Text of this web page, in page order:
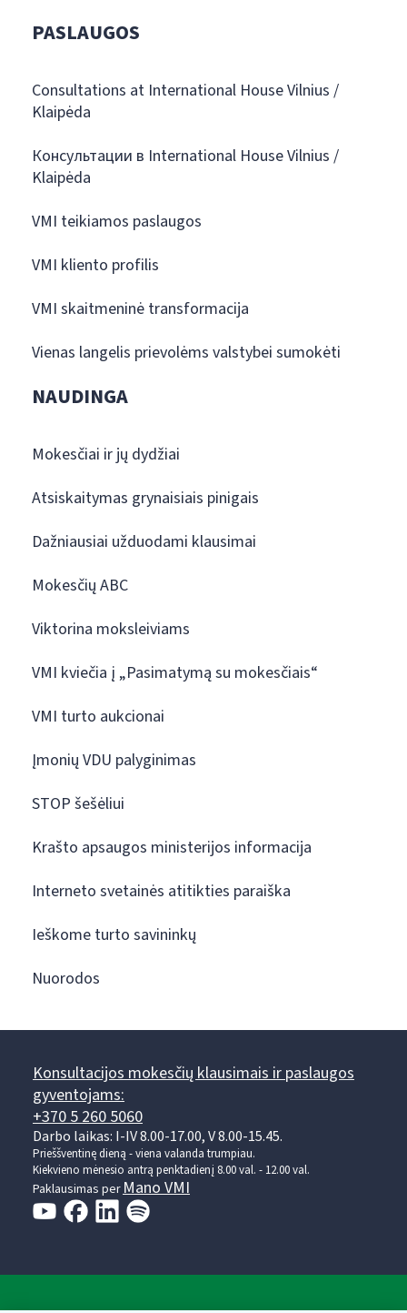
PASLAUGOS
Consultations at International House Vilnius /
Klaipėda
Консультации в International House Vilnius /
Klaipėda
VMI teikiamos paslaugos
VMI kliento profilis
VMI skaitmeninė transformacija
Vienas langelis prievolėms valstybei sumokėti
NAUDINGA
Mokesčiai ir jų dydžiai
Atsiskaitymas grynaisiais pinigais
Dažniausiai užduodami klausimai
Mokesčių ABC
Viktorina moksleiviams
VMI kviečia į „Pasimatymą su mokesčiais“
VMI turto aukcionai
Įmonių VDU palyginimas
STOP šešėliui
Krašto apsaugos ministerijos informacija
Interneto svetainės atitikties paraiška
Ieškome turto savininkų
Nuorodos
Konsultacijos mokesčių klausimais ir paslaugos
gyventojams:
+370 5 260 5060
Darbo laikas: I-IV 8.00-17.00, V 8.00-15.45.
Prieššventinę dieną - viena valanda trumpiau.
Kiekvieno mėnesio antrą penktadienį 8.00 val. - 12.00 val.
Paklausimas per Mano VMI